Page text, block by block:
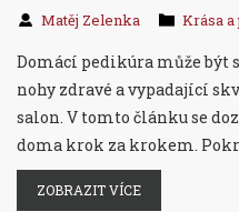
Matěj Zelenka Krása a
Domácí pedikúra může být
nohy zdravé a vypadající
salon. V tomto článku se
doma krok za krokem.
přípravu, techniky a tipy k
nohou.
ZOBRAZIT VÍCE